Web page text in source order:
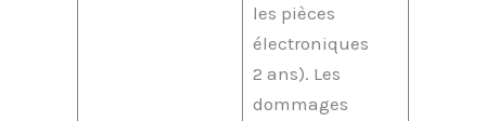
les pièces
électroniques
2 ans). Les
dommages